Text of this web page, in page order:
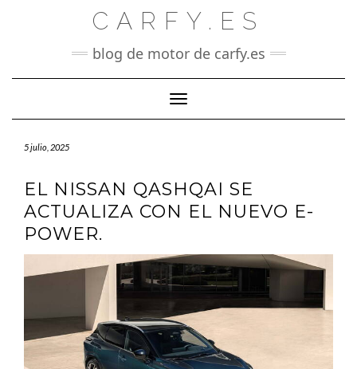
CARFY.ES
blog de motor de carfy.es
Cambiar modo de navegación
5 julio, 2025
EL NISSAN QASHQAI SE
ACTUALIZA CON EL NUEVO E-
POWER.